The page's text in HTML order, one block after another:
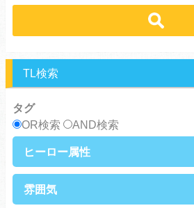
ヤン
黒髪受
シリアス
TL検索
タグ
OR検索
AND検索
ヒーロー属性
王族・貴族
雰囲気